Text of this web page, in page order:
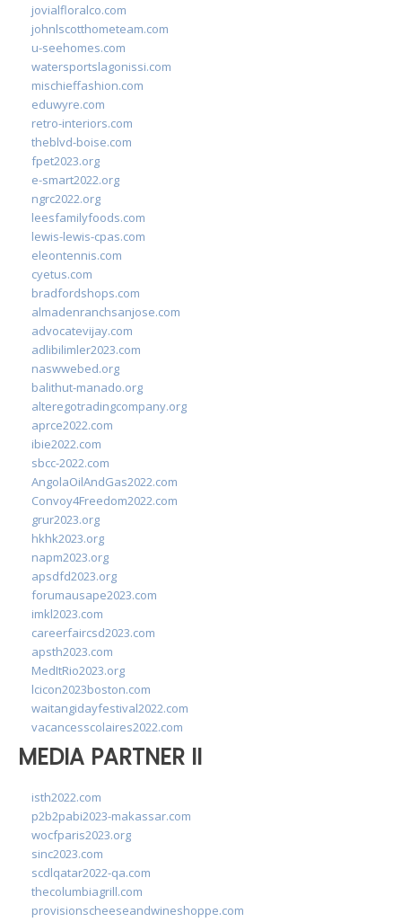
jovialfloralco.com
johnlscotthometeam.com
u-seehomes.com
watersportslagonissi.com
mischieffashion.com
eduwyre.com
retro-interiors.com
theblvd-boise.com
fpet2023.org
e-smart2022.org
ngrc2022.org
leesfamilyfoods.com
lewis-lewis-cpas.com
eleontennis.com
cyetus.com
bradfordshops.com
almadenranchsanjose.com
advocatevijay.com
adlibilimler2023.com
naswwebed.org
balithut-manado.org
alteregotradingcompany.org
aprce2022.com
ibie2022.com
sbcc-2022.com
AngolaOilAndGas2022.com
Convoy4Freedom2022.com
grur2023.org
hkhk2023.org
napm2023.org
apsdfd2023.org
forumausape2023.com
imkl2023.com
careerfaircsd2023.com
apsth2023.com
MedItRio2023.org
lcicon2023boston.com
waitangidayfestival2022.com
vacancesscolaires2022.com
MEDIA PARTNER II
isth2022.com
p2b2pabi2023-makassar.com
wocfparis2023.org
sinc2023.com
scdlqatar2022-qa.com
thecolumbiagrill.com
provisionscheeseandwineshoppe.com